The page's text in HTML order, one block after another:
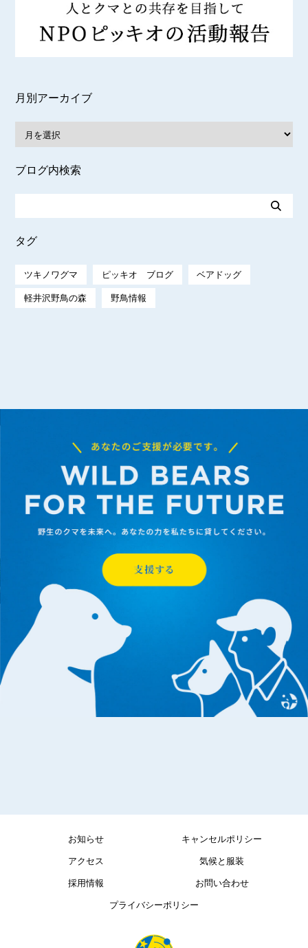
月別アーカイブ
ブログ内検索
タグ
ツキノワグマ ピッキオ ブログ ベアドッグ
軽井沢野鳥の森 野鳥情報
お知らせ キャンセルポリシー
アクセス 気候と服装
採用情報 お問い合わせ
プライバシーポリシー